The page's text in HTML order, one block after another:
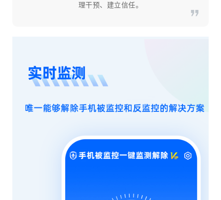
理干预、建立信任。​